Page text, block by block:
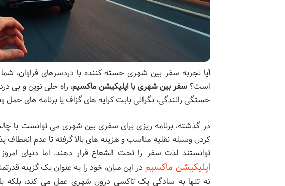
آیا تجربه سفر بین شهری خسته کننده با دردسرهای فراوان،
است؟ سفر بین شهری با اپلیکیشن ماکسیم، راه حلی نوین و بی
خستگی رانندگی، نگرانی بابت کرایه های گزاف یا برنامه های
در گذشته، برنامه ریزی برای سفری بین شهری می توانست با
کردن وسیله نقلیه مناسب و هزینه های بالا گرفته تا عدم
توانستند لذت سفر را تحت الشعاع قرار دهند. اما دنیای
اپلیکیشن ماکسیمدر این میان، خود را به عنوان یک گزینه
نه تنها به سادگی یک تاکسی درون شهری عمل می کند، بلکه